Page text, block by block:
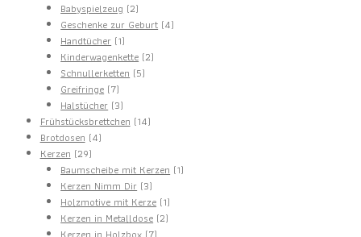
Produkte
Babyspielzeug 22
Produkte
Geschenke zur Geburt 44
Handtücher 11
Produkt
Kinderwagenkette 22
Schnullerketten 55
Greifringe 77
Produkte
Halstücher 33
Produkte
Frühstücksbrettchen 1414
Brotdosen 44
Kerzen 2929
Produkte
Baumscheibe mit Kerzen 11
Kerzen Nimm Dir 33
Produkte
Holzmotive mit Kerze 11
Produkt
Kerzen in Metalldose 22
7